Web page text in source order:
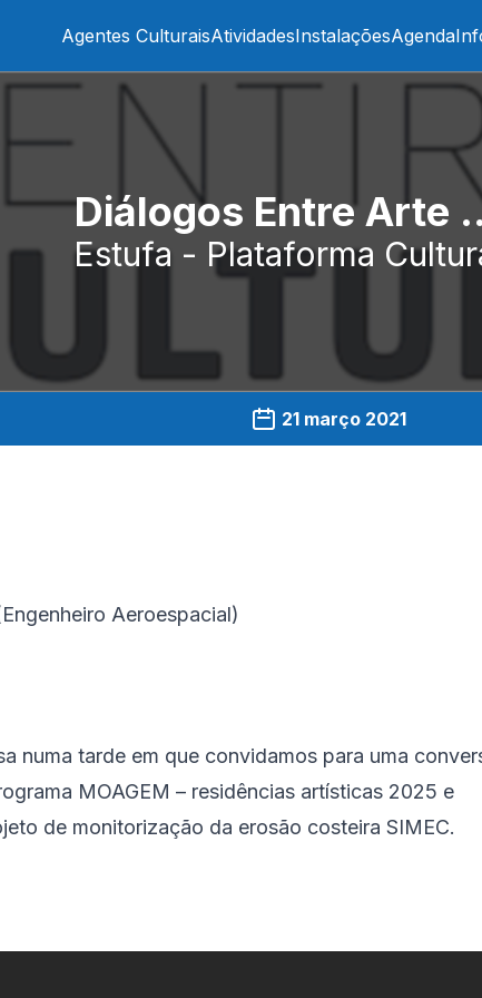
Agentes CulturaisAtividadesInstalaçõesAgenda
Diálogos
Estufa - Plataforma
21 março 2021
Aeroespacial)
numa tarde em que convidamos para uma
MOAGEM – residências artísticas 2025 e
de monitorização da erosão costeira SIMEC.